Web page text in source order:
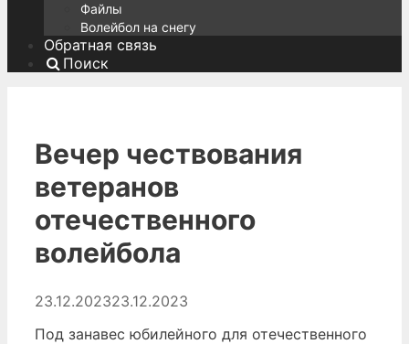
Файлы
Волейбол на снегу
Обратная связь
Поиск
Вечер чествования
ветеранов
отечественного
волейбола
23.12.202323.12.2023
Под занавес юбилейного для отечественного